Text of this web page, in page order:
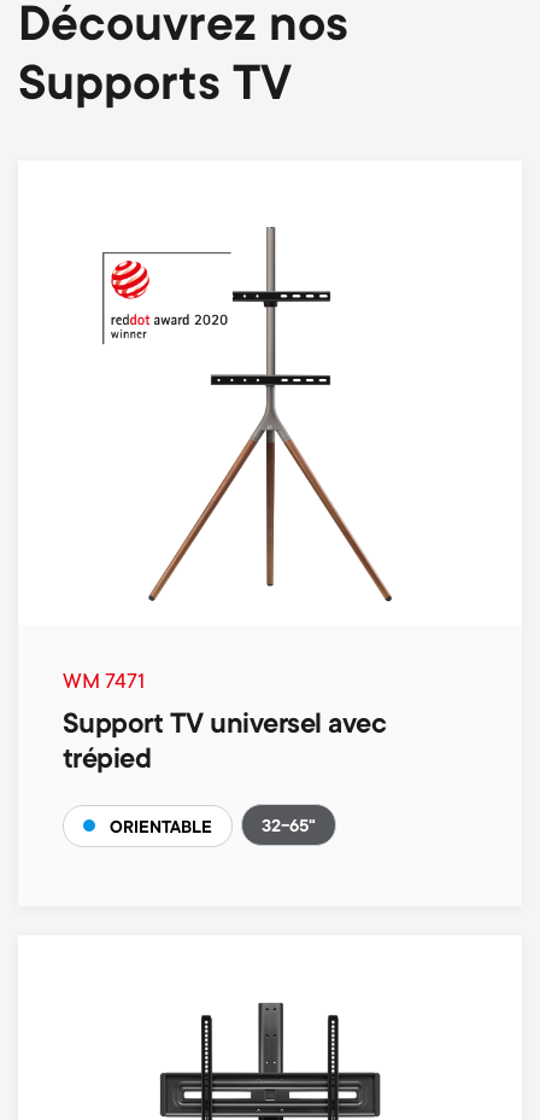
Découvrez nos
Supports TV
WM 7471
Support TV universel avec
trépied
ORIENTABLE 32-65"